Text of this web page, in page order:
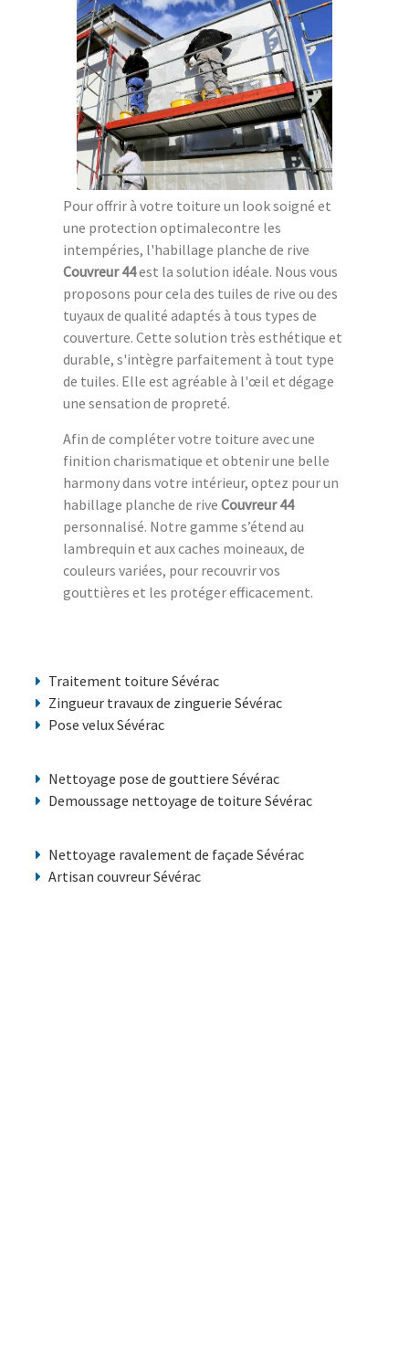
Pour offrir à votre toiture un look soigné et
une protection optimalecontre les
intempéries, l'habillage planche de rive
Couvreur 44est la solution idéale. Nous vous
proposons pour cela des tuiles de rive ou des
tuyaux de qualité adaptés à tous types de
couverture. Cette solution très esthétique et
durable, s'intègre parfaitement à tout type
de tuiles. Elle est agréable à l'œil et dégage
une sensation de propreté.
Afin de compléter votre toiture avec une
finition charismatique et obtenir une belle
harmony dans votre intérieur, optez pour un
habillage planche de rive Couvreur 44
personnalisé. Notre gamme s’étend au
lambrequin et aux caches moineaux, de
couleurs variées, pour recouvrir vos
gouttières et les protéger efficacement.
Traitement toiture Sévérac
Zingueur travaux de zinguerie Sévérac
Pose velux Sévérac
Nettoyage pose de gouttiere Sévérac
Demoussage nettoyage de toiture Sévérac
Nettoyage ravalement de façade Sévérac
Artisan couvreur Sévérac